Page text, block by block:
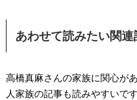
あわせて読みたい関連
高橋真麻さんの家族に関心が
人家族の記事も読みやすいで